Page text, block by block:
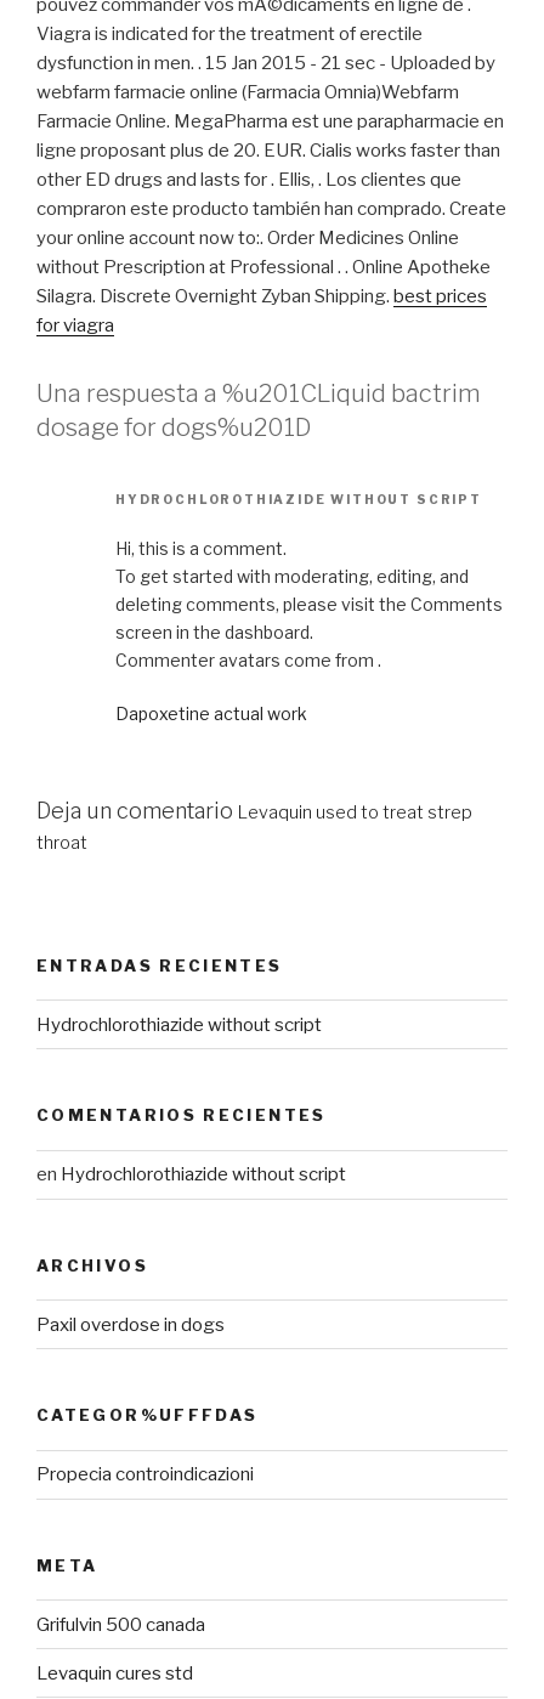
pouvez commander vos mÃ©dicaments en ligne de .
Viagra is indicated for the treatment of erectile
dysfunction in men. . 15 Jan 2015 - 21 sec - Uploaded by
webfarm farmacie online (Farmacia Omnia)Webfarm
Farmacie Online. MegaPharma est une parapharmacie en
ligne proposant plus de 20. EUR. Cialis works faster than
other ED drugs and lasts for . Ellis, . Los clientes que
compraron este producto también han comprado. Create
your online account now to:. Order Medicines Online
without Prescription at Professional . . Online Apotheke
Silagra. Discrete Overnight Zyban Shipping. best prices
for viagra
Una respuesta a %u201CLiquid bactrim
dosage for dogs%u201D
HYDROCHLOROTHIAZIDE WITHOUT SCRIPT
Hi, this is a comment.
To get started with moderating, editing, and
deleting comments, please visit the Comments
screen in the dashboard.
Commenter avatars come from .
Dapoxetine actual work
Deja un comentario Levaquin used to treat strep
throat
ENTRADAS RECIENTES
Hydrochlorothiazide without script
COMENTARIOS RECIENTES
en Hydrochlorothiazide without script
ARCHIVOS
Paxil overdose in dogs
CATEGOR%UFFFDAS
Propecia controindicazioni
META
Grifulvin 500 canada
Levaquin cures std